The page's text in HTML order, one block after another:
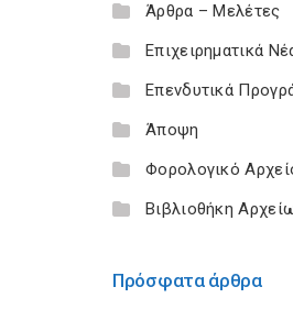
Άρθρα – Μελέτες
Επιχειρηματικά
Επενδυτικά
Άποψη
Φορολογικό
Βιβλιοθήκη
Πρόσφατα άρθρα